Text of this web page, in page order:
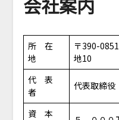
会社案内
所 在
地
〒390-
地10
代 表
者
代表取締
資 本